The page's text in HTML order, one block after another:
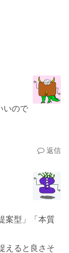
いので
返信
案型」「本質
えると良さそ